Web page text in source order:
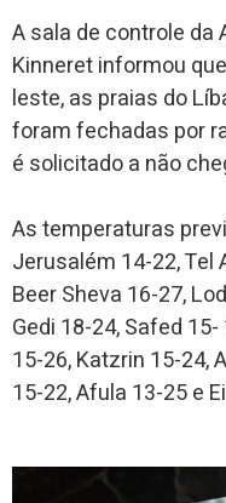
A sala de controle da
Kinneret informou
leste, as praias do
foram fechadas por
é solicitado a não
As temperaturas
Jerusalém 14-22, Tel
Beer Sheva 16-27,
Gedi 18-24, Safed 15-
15-26, Katzrin 15-24,
15-22, Afula 13-25 e